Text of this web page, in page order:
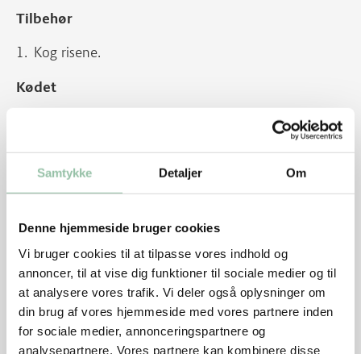
Samtykke Detaljer Om
Denne hjemmeside bruger cookies
Vi bruger cookies til at tilpasse vores indhold og
annoncer, til at vise dig funktioner til sociale medier og til
at analysere vores trafik. Vi deler også oplysninger om
din brug af vores hjemmeside med vores partnere inden
for sociale medier, annonceringspartnere og
analysepartnere. Vores partnere kan kombinere disse
Tilbehør
Kog risene.
Kødet
Dup kødet tørt med køkkenrulle og krydr med salt
Varm olien i en wok eller på en stor pande ved
kraftig varme.
Læg kødet på panden og lad det blive brunt, før
varme. Tag kødet op på en tallerken.
Skær limeskallen i tynde stimler og gem den til
pynt.
Sauce